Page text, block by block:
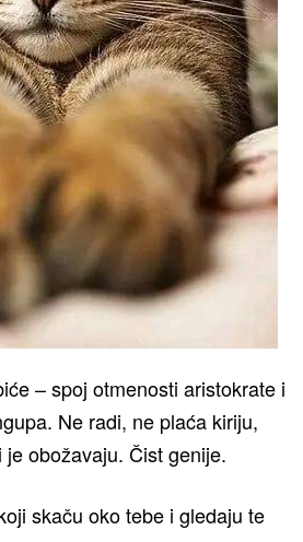
– spoj otmenosti aristokrate i
Ne radi, ne plaća kiriju,
obožavaju. Čist genije.
skaču oko tebe i gledaju te